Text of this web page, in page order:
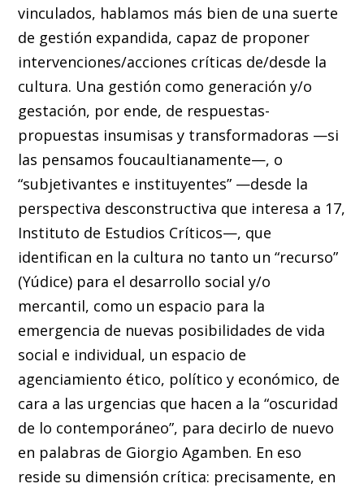
vinculados, hablamos más bien de una suerte
de gestión expandida, capaz de proponer
intervenciones/acciones críticas de/desde la
cultura. Una gestión como generación y/o
gestación, por ende, de respuestas-
propuestas insumisas y transformadoras —si
las pensamos foucaultianamente—, o
“subjetivantes e instituyentes” —desde la
perspectiva desconstructiva que interesa a 17,
Instituto de Estudios Críticos—, que
identifican en la cultura no tanto un “recurso”
(Yúdice) para el desarrollo social y/o
mercantil, como un espacio para la
emergencia de nuevas posibilidades de vida
social e individual, un espacio de
agenciamiento ético, político y económico, de
cara a las urgencias que hacen a la “oscuridad
de lo contemporáneo”, para decirlo de nuevo
en palabras de Giorgio Agamben. En eso
reside su dimensión crítica: precisamente, en